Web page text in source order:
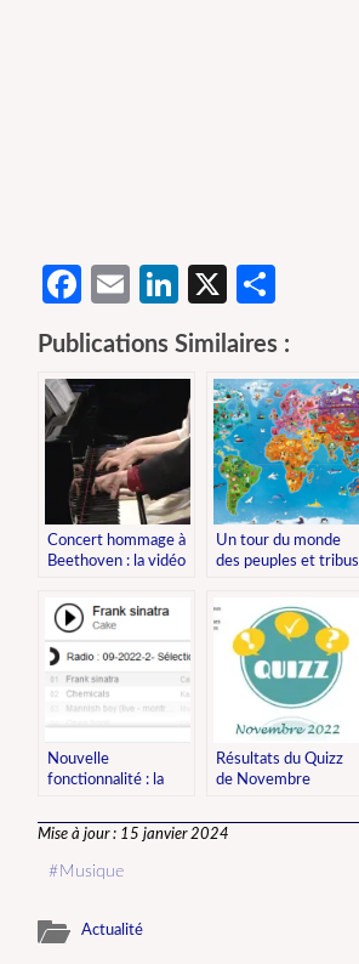
Facebook
EmailLinkedIn
X
Publications Similaires :
Concert hommage à
Beethoven : la vidéo
Un tour du monde
des peuples et tribus
Nouvelle
fonctionnalité : la
libre
Résultats du Quizz
de Novembre
Mise à jour : 15 janvier 2024
Musique
Actualité